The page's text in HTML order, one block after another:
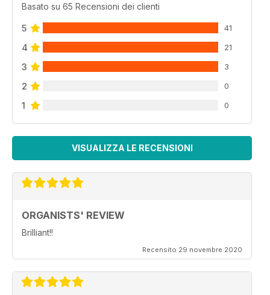
Basato su 65 Recensioni dei clienti
5 41
4 21
3 3
2 0
1 0
VISUALIZZA LE RECENSIONI
ORGANISTS' REVIEW
Brilliant!!
Recensito 29 novembre 2020